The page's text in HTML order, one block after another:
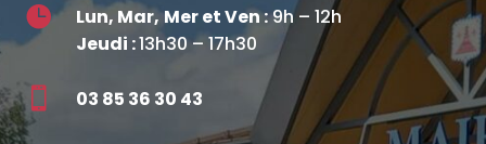
 Lun, Mar,Mer et Ven :9h – 12h
Jeudi :13h30 – 17h30
 03 85 36 30 43